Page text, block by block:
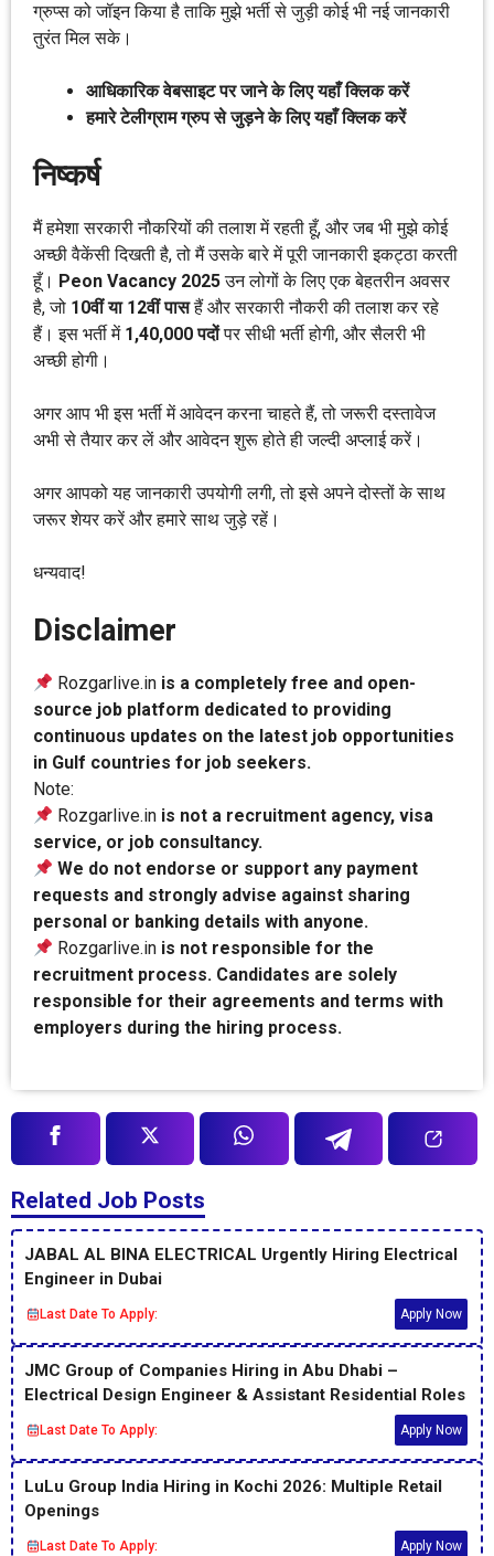
ग्रुप्स को जॉइन किया है ताकि मुझे भर्ती से जुड़ी कोई भी नई जानकारी
तुरंत मिल सके।
आधिकारिक वेबसाइट पर जाने के लिए यहाँ क्लिक करें
हमारे टेलीग्राम ग्रुप से जुड़ने के लिए यहाँ क्लिक करें
निष्कर्ष
मैं हमेशा सरकारी नौकरियों की तलाश में रहती हूँ, और जब भी मुझे कोई
अच्छी वैकेंसी दिखती है, तो मैं उसके बारे में पूरी जानकारी इकट्ठा करती
हूँ। Peon Vacancy 2025उन लोगों के लिए एक बेहतरीन अवसर
है, जो 10वीं या 12वीं पासहैं और सरकारी नौकरी की तलाश कर रहे
हैं। इस भर्ती में 1,40,000 पदोंपर सीधी भर्ती होगी, और सैलरी भी
अच्छी होगी।
अगर आप भी इस भर्ती में आवेदन करना चाहते हैं, तो जरूरी दस्तावेज
अभी से तैयार कर लें और आवेदन शुरू होते ही जल्दी अप्लाई करें।
अगर आपको यह जानकारी उपयोगी लगी, तो इसे अपने दोस्तों के साथ
जरूर शेयर करें और हमारे साथ जुड़े रहें।
धन्यवाद!
Disclaimer
Rozgarlive.in is a completely free and open-
source job platform dedicated to providing
continuous updates on the latest job opportunities
in Gulf countries for job seekers.
Note:
Rozgarlive.in is not a recruitment agency, visa
service, or job consultancy.
We do not endorse or support any payment
requests and strongly advise against sharing
personal or banking details with anyone.
Rozgarlive.in is not responsible for the
recruitment process. Candidates are solely
responsible for their agreements and terms with
employers during the hiring process.
Related Job Posts
JABAL AL BINA ELECTRICAL Urgently Hiring Electrical
Engineer in Dubai
Last Date To Apply: Apply Now
JMC Group of Companies Hiring in Abu Dhabi –
Electrical Design Engineer & Assistant Residential Roles
Last Date To Apply: Apply Now
LuLu Group India Hiring in Kochi 2026: Multiple Retail
Openings
Last Date To Apply: Apply Now